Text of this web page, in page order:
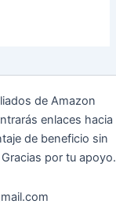
de Amazon
enlaces hacia
de beneficio sin
por tu apoyo.